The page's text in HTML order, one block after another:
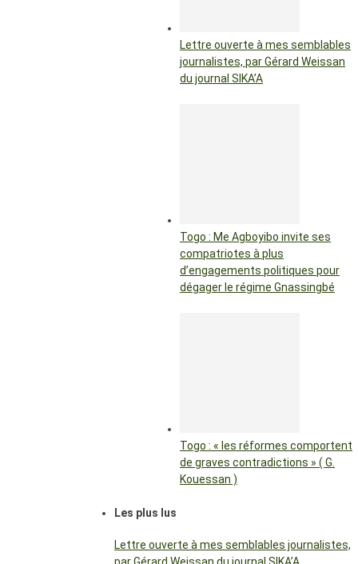
Lettre ouverte à mes semblables
journalistes, par Gérard Weissan
du journal SIKA’A
Togo : Me Agboyibo invite ses
compatriotes à plus
d’engagements politiques pour
dégager le régime Gnassingbé
Togo : « les réformes comportent
de graves contradictions » ( G.
Kouessan )
Les plus lus
Lettre ouverte à mes semblables journalistes,